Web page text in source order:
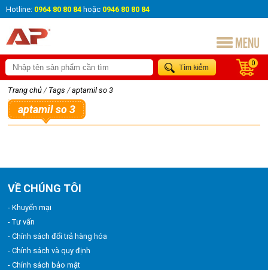
Hotline: 0964 80 80 84 hoặc 0946 80 80 84
0
Trang chủ / Tags / aptamil so 3
aptamil so 3
VỀ CHÚNG TÔI
- Khuyến mại
- Tư vấn
- Chính sách đổi trả hàng hóa
- Chính sách và quy định
- Chính sách bảo mật